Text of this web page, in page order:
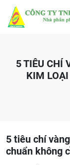
5 TIÊU CHÍ
KIM
5 tiêu chí
chuẩn không